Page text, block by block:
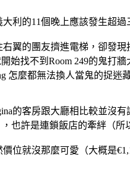
利的11個晚上應該發生超過
翼的團友擠進電梯，卻發
始找不到Room 249的鬼打牆
怎麼都無法換人當鬼的捉迷
的客房跟大廳相比較並沒
也許是連鎖飯店的牽絆（所
位就沒那麼可愛（大概是